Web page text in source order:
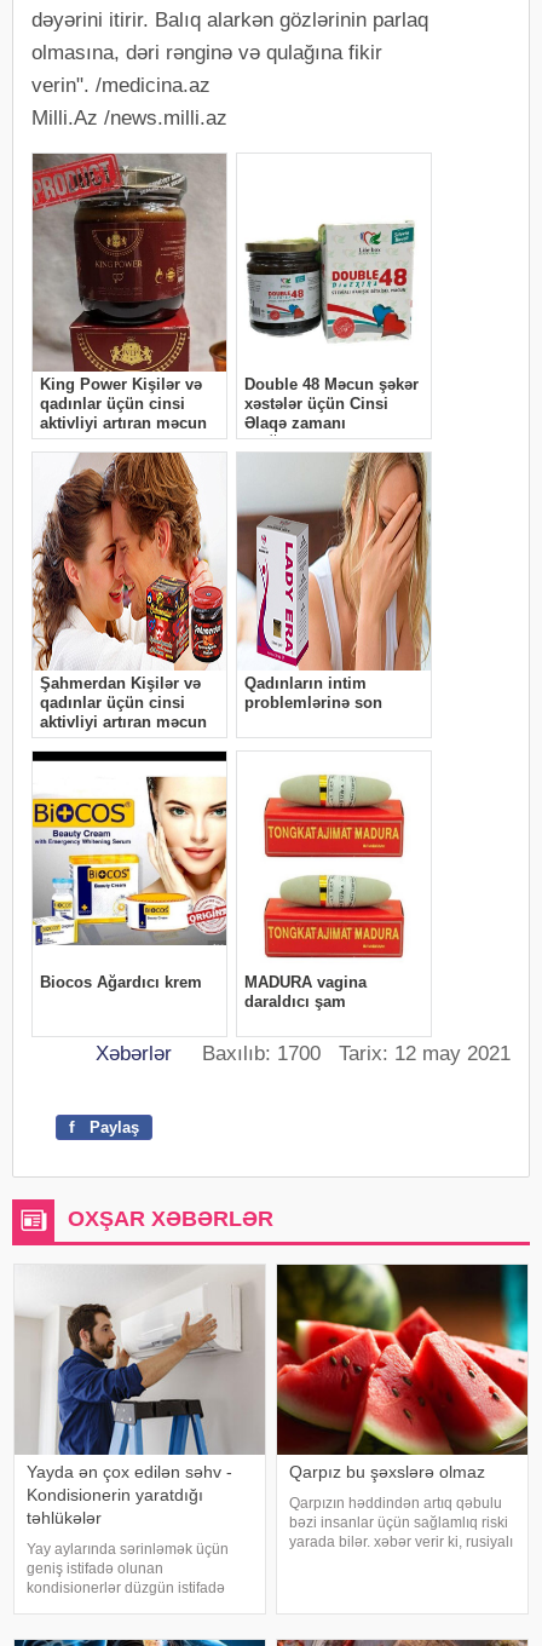
dəyərini itirir. Balıq alarkən gözlərinin parlaq
olmasına, dəri rənginə və qulağına fikir
verin". /medicina.az
Milli.Az /news.milli.az
Xəbərlər Baxılıb: 1700 Tarix: 12 may 2021
f Paylaş
OXŞAR XƏBƏRLƏR
Yayda ən çox edilən səhv -
Kondisionerin yaratdığı
təhlükələr
Yay aylarında sərinləmək üçün
geniş istifadə olunan
kondisionerlər düzgün istifadə
Qarpız bu şəxslərə olmaz
Qarpızın həddindən artıq qəbulu
bəzi insanlar üçün sağlamlıq riski
yarada bilər. xəbər verir ki, rusiyalı